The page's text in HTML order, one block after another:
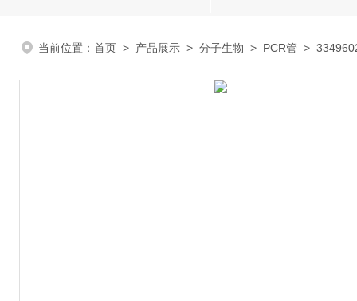
当前位置： 首页 > 产品展示 > 分子生物 > PCR管 >